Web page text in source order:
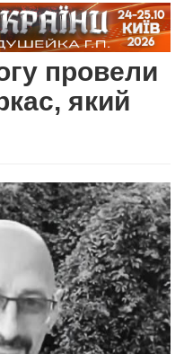
провели
який